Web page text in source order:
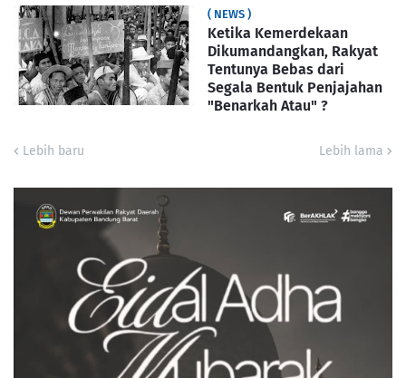
( NEWS )
Ketika Kemerdekaan
Dikumandangkan, Rakyat
Tentunya Bebas dari
Segala Bentuk Penjajahan
"Benarkah Atau" ?
Lebih baru Lebih lama